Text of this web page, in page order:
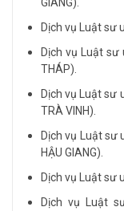
Dịch vụ Luật sư
Dịch vụ Luật sư
THÁP).
Dịch vụ Luật sư
TRÀ VINH).
Dịch vụ Luật sư
HẬU GIANG).
Dịch vụ Luật sư
Dịch vụ Luật